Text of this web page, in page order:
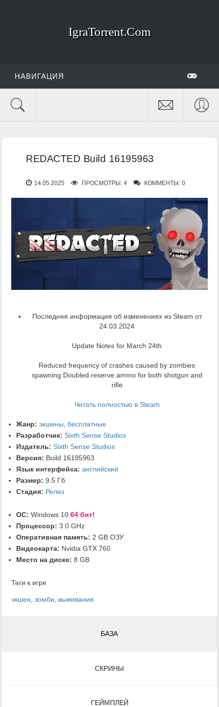
IgraTorrent.Com
НАВИГАЦИЯ
REDACTED Build 16195963
14.05.2025 ПРОСМОТРЫ: 4 КОММЕНТЫ: 0
Последняя информация об изменениях из Steam от
24.03.2024
Update Notes for March 24th
Reduced frequency of crashes caused by zombies
spawning Doubled reserve ammo for both shotgun and
rifle
Читать полностью в Steam
Жанр: экшены бесплатные
Разработчик: Sixth Sense Studios
Издатель: Sixth Sense Studios
Версия: Build 16195963
Язык интерфейса: английский
Размер: 9.5 Гб
Стадия: Релиз
ОС: Windows 10 64 бит!
Процессор: 3.0 GHz
Оперативная память: 2 GB ОЗУ
Видеокарта: Nvidia GTX 760
Место на диске: 8 GB
Теги к игре
экшен зомби выживание
БАЗА
СКРИНЫ
ГЕЙМПЛЕЙ